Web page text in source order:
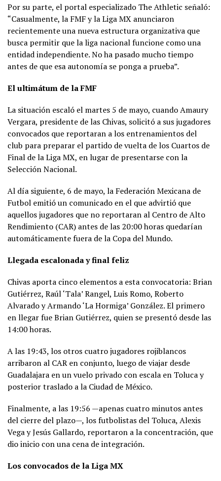
Por su parte, el portal especializado The Athletic señaló:
“Casualmente, la FMF y la Liga MX anunciaron
recientemente una nueva estructura organizativa que
busca permitir que la liga nacional funcione como una
entidad independiente. No ha pasado mucho tiempo
antes de que esa autonomía se ponga a prueba”.
El ultimátum de la FMF
La situación escaló el martes 5 de mayo, cuando Amaury
Vergara, presidente de las Chivas, solicitó a sus jugadores
convocados que reportaran a los entrenamientos del
club para preparar el partido de vuelta de los Cuartos de
Final de la Liga MX, en lugar de presentarse con la
Selección Nacional.
Al día siguiente, 6 de mayo, la Federación Mexicana de
Futbol emitió un comunicado en el que advirtió que
aquellos jugadores que no reportaran al Centro de Alto
Rendimiento (CAR) antes de las 20:00 horas quedarían
automáticamente fuera de la Copa del Mundo.
Llegada escalonada y final feliz
Chivas aporta cinco elementos a esta convocatoria: Brian
Gutiérrez, Raúl ‘Tala’ Rangel, Luis Romo, Roberto
Alvarado y Armando ‘La Hormiga’ González. El primero
en llegar fue Brian Gutiérrez, quien se presentó desde las
14:00 horas.
A las 19:43, los otros cuatro jugadores rojiblancos
arribaron al CAR en conjunto, luego de viajar desde
Guadalajara en un vuelo privado con escala en Toluca y
posterior traslado a la Ciudad de México.
Finalmente, a las 19:56 —apenas cuatro minutos antes
del cierre del plazo—, los futbolistas del Toluca, Alexis
Vega y Jesús Gallardo, reportaron a la concentración, que
dio inicio con una cena de integración.
Los convocados de la Liga MX